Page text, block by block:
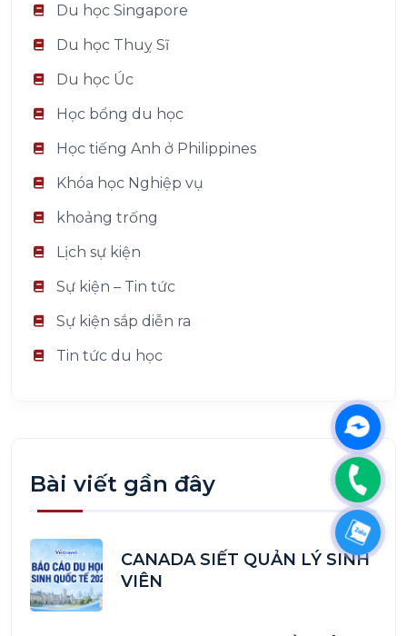
Du học Singapore
Du học Thuỵ Sĩ
Du học Úc
Học bổng du học
Học tiếng Anh ở Philippines
Khóa học Nghiệp vụ
khoảng trống
Lịch sự kiện
Sự kiện – Tin tức
Sự kiện sắp diễn ra
Tin tức du học
Bài viết gần đây
CANADA SIẾT QUẢN LÝ SINH
VIÊN
Phone
Zalo